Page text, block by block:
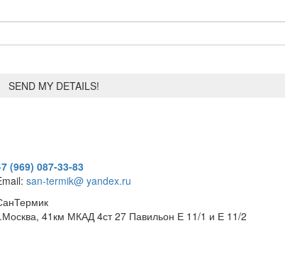
(969) 087-33-83
san-termik@ yandex.ru
41км МКАД 4ст 27 Павильон Е 11/1 и Е 11/2